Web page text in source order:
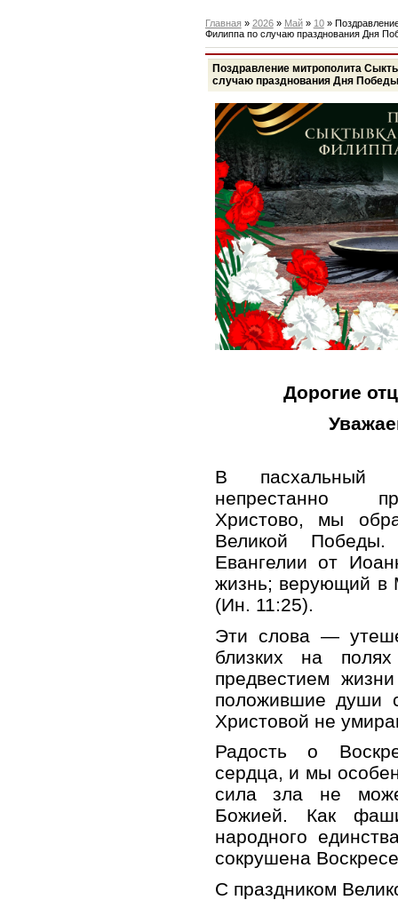
Главная » 2026 » Май » 10»
Филиппа по случаю празднования Дня
Поздравление митрополита
случаю празднования Дня Победы
Дорогие
В пасхальный
непрестанно
Христово, мы
Великой
Евангелии от
жизнь; верующий в
(Ин. 11:25).
Эти слова —
близких на
предвестием
положившие души
Христовой не
Радость о
сердца, и мы
сила зла не
Божией. Как
народного
сокрушена
С праздником